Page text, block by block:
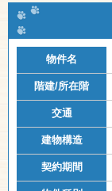
物件名
階建/所在階
交通
建物構造
契約期間